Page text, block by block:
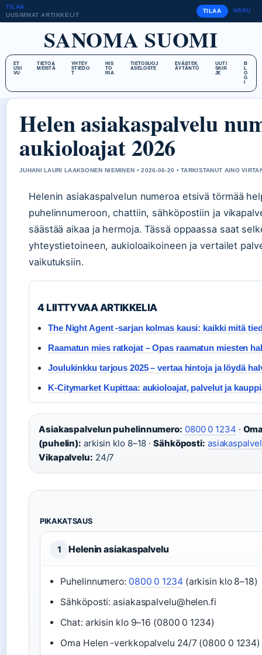
TILAA
UUSIMMAT ARTIKKELIT
TILAA HAKU
SANOMA SUOMI
ET
USI
VU
TIETOA
MEISTÄ
YHTEY
STIEDO
T
HIS
TO
RIA
TIETOSUOJ
ASELOSTE
EVÄSTEK
ÄYTÄNTÖ
UUTI
SKIR
JE
B
L
O
G
Helen asiakaspalvelu
aukioloajat 2026
JUHANI LAURI LAAKSONEN NIEMINEN • 2026-06-20 • TARKISTANUT AINO
Helenin asiakaspalvelun numeroa etsivä törmää
puhelinnumeroon, chattiin, sähköpostiin ja
säästää aikaa ja hermoja. Tässä oppaassa saat
yhteystietoineen, aukioloaikoineen ja vertailet
vaikutuksiin.
4 LIITTYVAA ARTIKKELIA
The Night Agent -sarjan kolmas kausi: kaikki mitä
Raamatun mies ratkojat – Opas raamatun miesten
Joulukinkku tarjous 2025 – vertaa hintoja ja löydä
K-Citymarket Kupittaa: aukioloajat, palvelut ja
Asiakaspalvelun puhelinnumero: 0800 0 1234 ·
(puhelin): arkisin klo 8–18 ·Sähköposti:
Vikapalvelu: 24/7
PIKAKATSAUS
1 Helenin asiakaspalvelu
Puhelinnumero: 0800 0 1234 (arkisin klo 8–18)
Sähköposti: asiakaspalvelu@helen.fi
Chat: arkisin klo 9–16 (0800 0 1234)
Oma Helen -verkkopalvelu 24/7 (0800 0 1234)